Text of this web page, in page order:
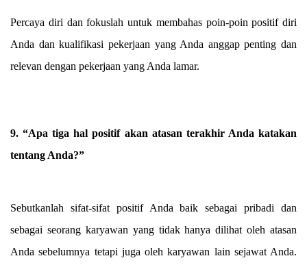
Percaya diri dan fokuslah untuk membahas poin-poin positif diri
Anda dan kualifikasi pekerjaan yang Anda anggap penting dan
relevan dengan pekerjaan yang Anda lamar.
9. “Apa tiga hal positif akan atasan terakhir Anda katakan
tentang Anda?”
Sebutkanlah sifat-sifat positif Anda baik sebagai pribadi dan
sebagai seorang karyawan yang tidak hanya dilihat oleh atasan
Anda sebelumnya tetapi juga oleh karyawan lain sejawat Anda.